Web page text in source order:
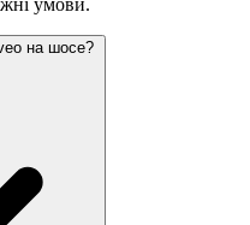
умови.
на шосе?